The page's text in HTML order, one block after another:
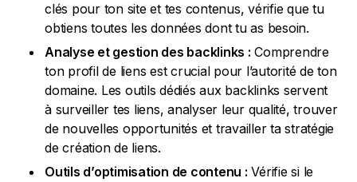
clés pour ton site et tes contenus, vérifie que tu
obtiens toutes les données dont tu as besoin.
Analyse et gestion des backlinks : Comprendre
ton profil de liens est crucial pour l’autorité de ton
domaine. Les outils dédiés aux backlinks servent
à surveiller tes liens, analyser leur qualité, trouver
de nouvelles opportunités et travailler ta stratégie
de création de liens.
Outils d’optimisation de contenu : Vérifie si le